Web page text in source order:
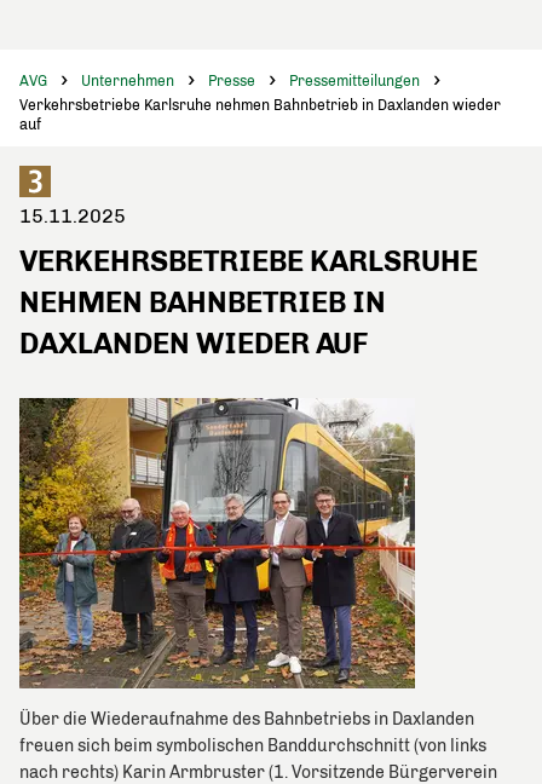
AVG Unternehmen Presse
Pressemitteilungen
Verkehrsbetriebe Karlsruhe nehmen Bahnbetrieb in Daxlanden wieder
auf
15.11.2025
VERKEHRSBETRIEBE KARLSRUHE
NEHMEN BAHNBETRIEB IN
DAXLANDEN WIEDER AUF
Über die Wiederaufnahme des Bahnbetriebs in Daxlanden
freuen sich beim symbolischen Banddurchschnitt (von links
nach rechts) Karin Armbruster (1. Vorsitzende Bürgerverein